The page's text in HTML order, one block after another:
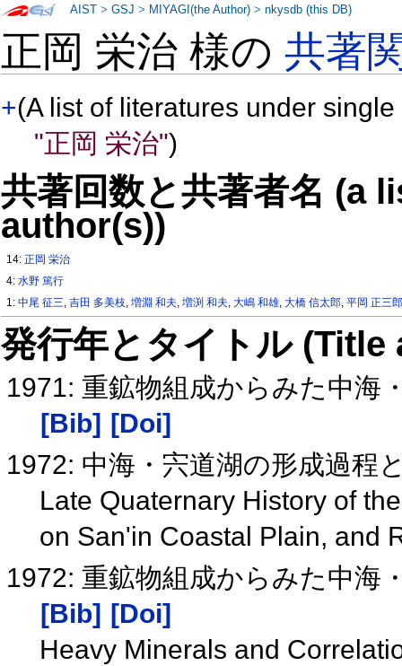
正岡 栄治 様の共著
+(A list of literatures under
"正岡 栄治")
共著回数と共著者名 (a
author(s))
14:正岡 栄治
4:水野 篤行
1:中尾 征三,吉田 多美枝,増淵 和夫,増渕 和夫,大嶋 和雄,大橋 信太郎,平岡 正三
発行年とタイトル
1971: 重鉱物組成からみた中海
[Bib] [Doi]
1972: 中海・宍道湖の形成過程
Late Quaternary History of
on San'in Coastal Plain, and
1972: 重鉱物組成からみた中海
[Bib]
[Doi]
Heavy Minerals and
AIST >GSJ > MIYAGI(the Author) >nkysdb (this DB)